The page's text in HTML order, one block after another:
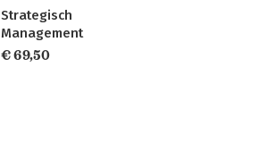
Strategisch
Management
€ 69,50